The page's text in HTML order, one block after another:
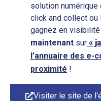
solution
click and collect ou
gagnez en
maintenant sur «
l’annuaire des e-
proximité !
Visiter le site de